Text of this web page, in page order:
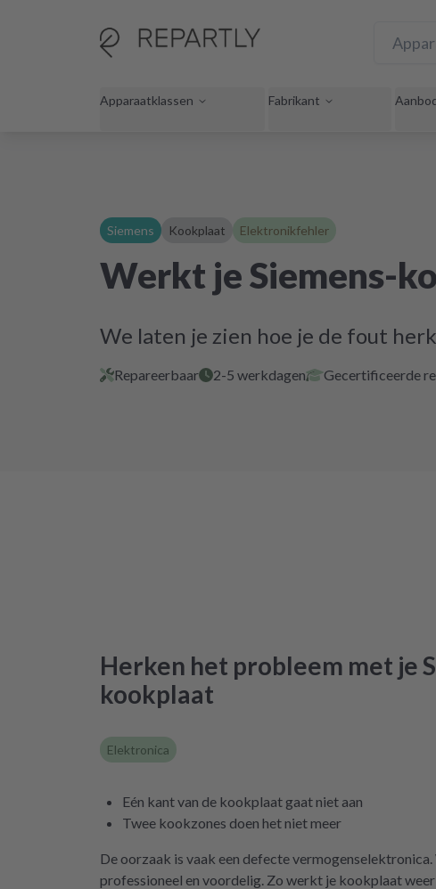
Apparaatklassen Fabrikant
Siemens Kookplaat Elektronikfehler
Werkt je Siemens-
We laten je zien hoe je de fout
Repareerbaar 2-5 werkdagen Gecertificeerde
Herken het probleem met je
kookplaat
Elektronica
Eén kant van de kookplaat gaat niet aan
Twee kookzones doen het niet meer
De oorzaak is vaak een defecte vermogenselektronica.
professioneel en voordelig. Zo werkt je kookplaat weer